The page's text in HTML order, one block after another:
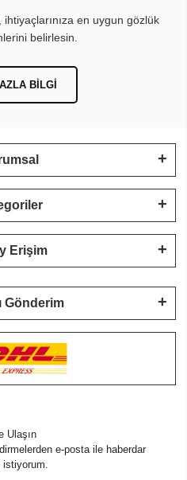
en uygun gözlük
belirlesin.
BILGI
Erişim
Gönderim
Ulaşın
e-posta ile haberdar